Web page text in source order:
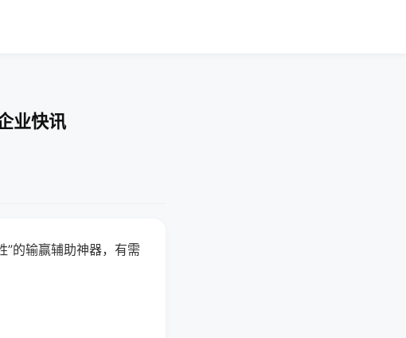
业快讯
”的输赢辅助神器，有需